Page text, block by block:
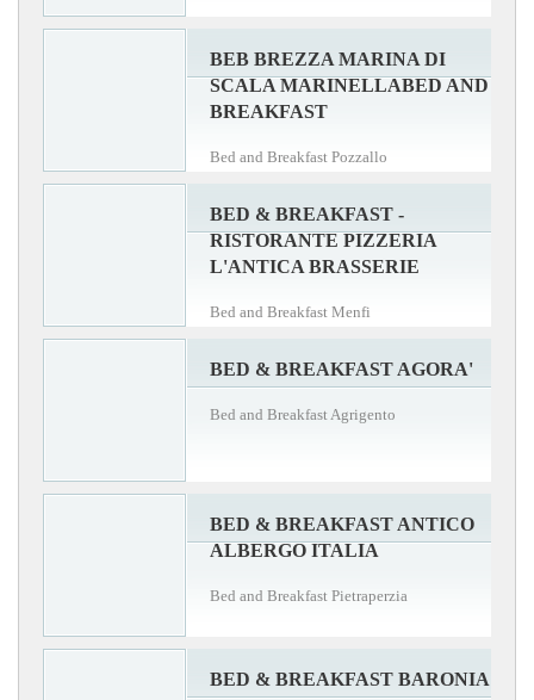
BEB BREZZA MARINA DI
SCALA MARINELLABED AND
BREAKFAST
Bed and Breakfast Pozzallo
BED & BREAKFAST -
RISTORANTE PIZZERIA
L'ANTICA BRASSERIE
Bed and Breakfast Menfi
BED & BREAKFAST AGORA'
Bed and Breakfast Agrigento
BED & BREAKFAST ANTICO
ALBERGO ITALIA
Bed and Breakfast Pietraperzia
BED & BREAKFAST BARONIA